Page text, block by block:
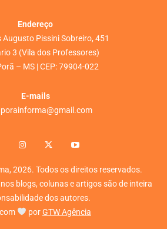
Endereço
Augusto Pissini Sobreiro, 451
3 (Vila dos Professores)
– MS | CEP: 79904-022
E-mails
2026. Todos os direitos reservados.
blogs, colunas e artigos são de inteira
dos autores.
porGTW Agência